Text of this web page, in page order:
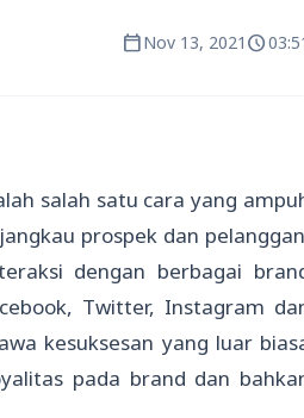
calendar_todayNov 13, 2021 schedule
salah satu cara yang
prospek dan
dengan berbagai
Twitter, Instagram
kesuksesan yang luar
pada brand dan